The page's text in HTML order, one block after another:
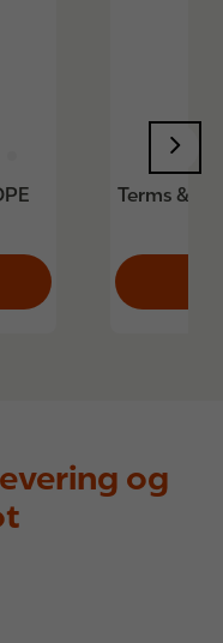
Terms &
og